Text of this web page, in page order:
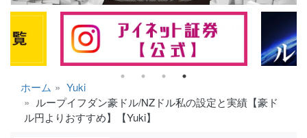
ホーム
Yuki
ループイフダン豪ドル/NZドル私の設定と実績【豪ド
ル円よりおすすめ】【Yuki】